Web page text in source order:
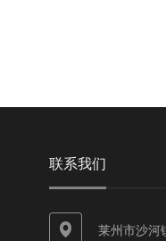
联系我们
莱州市沙河